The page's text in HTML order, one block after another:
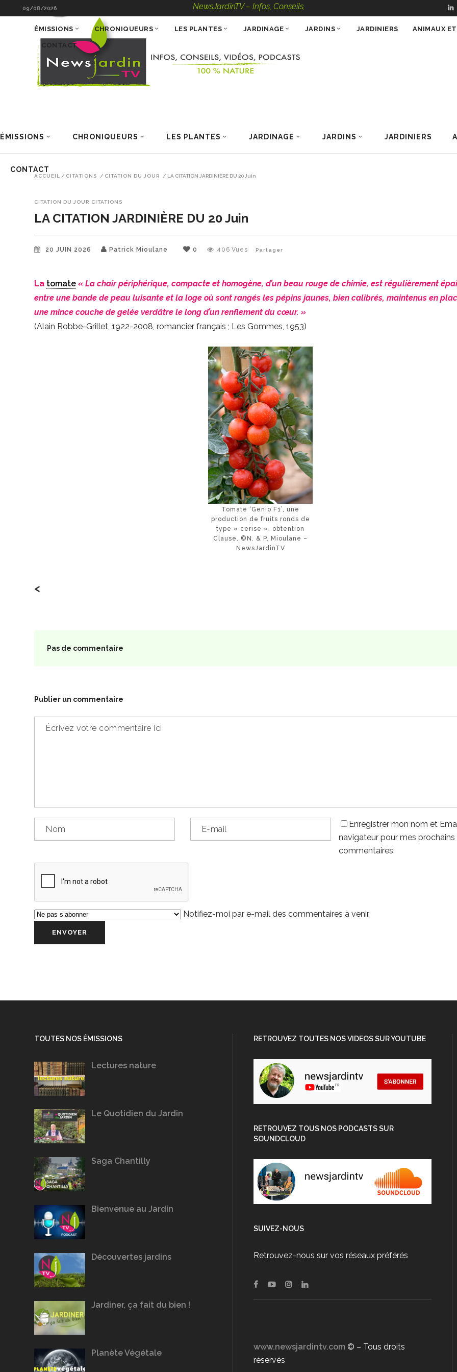
09/08/2026 NewsJardinTV – Infos, Conseils, Vidéos, Podcasts – 100 % Nature
ÉMISSIONS CHRONIQUEURS LES PLANTES JARDINAGE JARDINS JARDINIERS
CONTACT
ÉMISSIONS CHRONIQUEURS LES PLANTES JARDINAGE JARDINS JARDINIERS ANIMAUX
CONTACT
ACCUEIL / CITATIONS / CITATION DU JOUR / LA CITATION JARDINIÈRE DU 20 Juin
CITATION DU JOUR CITATIONS
LA CITATION JARDINIÈRE DU 20 Juin
20 JUIN 2026 Patrick Mioulane 0 406 Vues Partager
La tomate « La chair périphérique, compacte et homogène, d’un beau rouge de chimie, est régulièrement
entre une bande de peau luisante et la loge où sont rangés les pépins jaunes, bien calibrés, maintenus en
une mince couche de gelée verdâtre le long d’un renflement du cœur. »
(Alain Robbe-Grillet, 1922-2008, romancier français ; Les Gommes, 1953)
Tomate ‘Genio F1’, une
production de fruits ronds de
type « cerise », obtention
Clause. ©N. & P. Mioulane –
NewsJardinTV
<
Pas de commentaire
Publier un commentaire
Enregistrer mon nom et
navigateur pour mes prochains
commentaires.
Notifiez-moi par e-mail des commentaires à venir.
TOUTES NOS ÉMISSIONS
Lectures nature
Le Quotidien du Jardin
Saga Chantilly
Bienvenue au Jardin
Découvertes jardins
Jardiner, ça fait du bien !
Planète Végétale
RETROUVEZ TOUTES NOS VIDEOS SUR YOUTUBE
RETROUVEZ TOUS NOS PODCASTS SUR
SOUNDCLOUD
SUIVEZ-NOUS
Retrouvez-nous sur vos réseaux préférés
www.newsjardintv.com © – Tous droits
réservés